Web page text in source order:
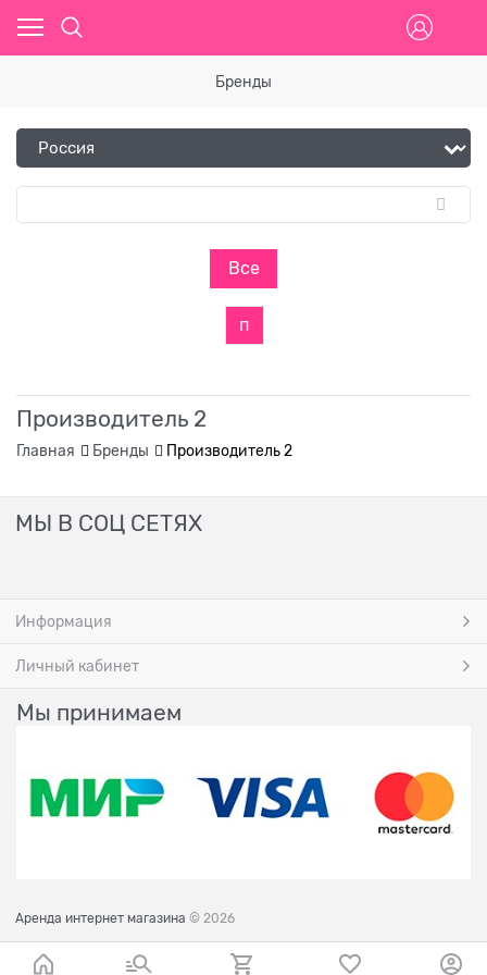
Бренды
Все
п
Производитель 2
Главная Бренды Производитель 2
МЫ В СОЦ СЕТЯХ
Информация
Личный кабинет
Мы принимаем
Аренда интернет магазина © 2026